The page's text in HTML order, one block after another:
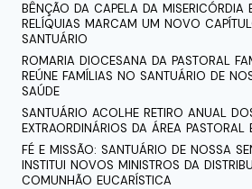
BÊNÇÃO DA CAPELA DA MISERICÓRDIA
RELÍQUIAS MARCAM UM NOVO
SANTUÁRIO
ROMARIA DIOCESANA DA PASTORAL
REÚNE FAMÍLIAS NO SANTUÁRIO DE
SAÚDE
SANTUÁRIO ACOLHE RETIRO ANUAL
EXTRAORDINÁRIOS DA ÁREA PASTORAL
FÉ E MISSÃO: SANTUÁRIO DE NOSSA
INSTITUI NOVOS MINISTROS DA
COMUNHÃO EUCARÍSTICA